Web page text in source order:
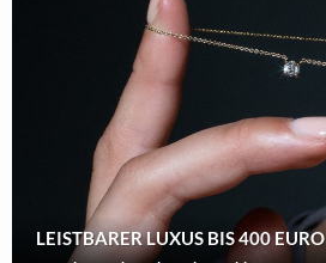
LEISTBARER LUXUS BIS 400 EURO